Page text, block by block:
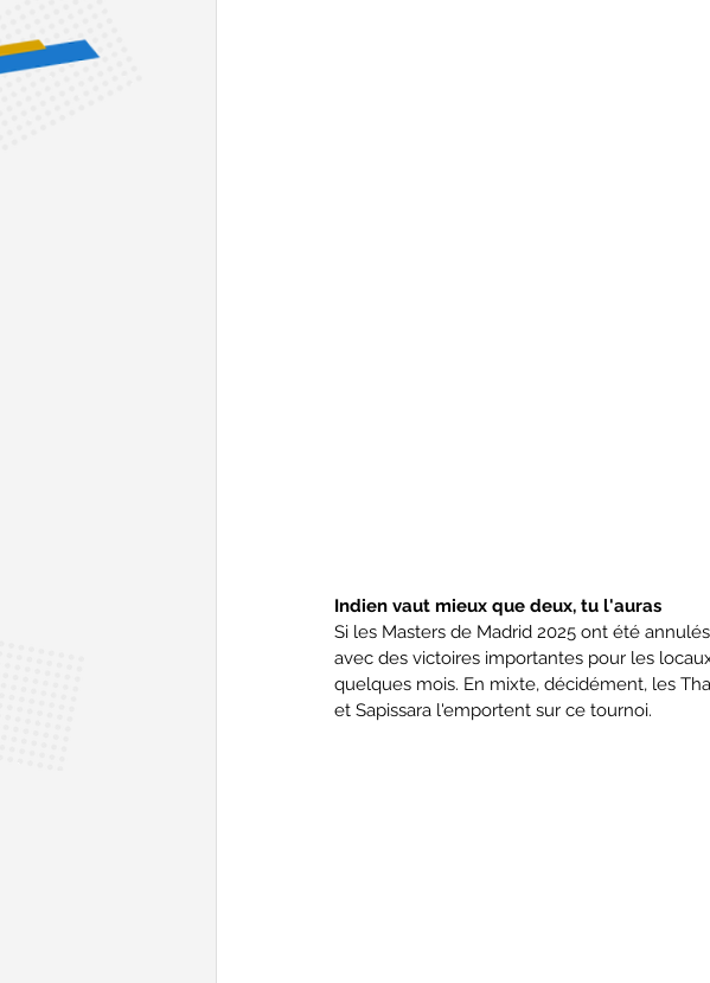
Indien vaut mieux que deux, tu l'auras
Si les Masters de Madrid 2025 ont été
avec des victoires importantes pour les
quelques mois. En mixte, décidément, les
et Sapissara l'emportent sur ce tournoi.